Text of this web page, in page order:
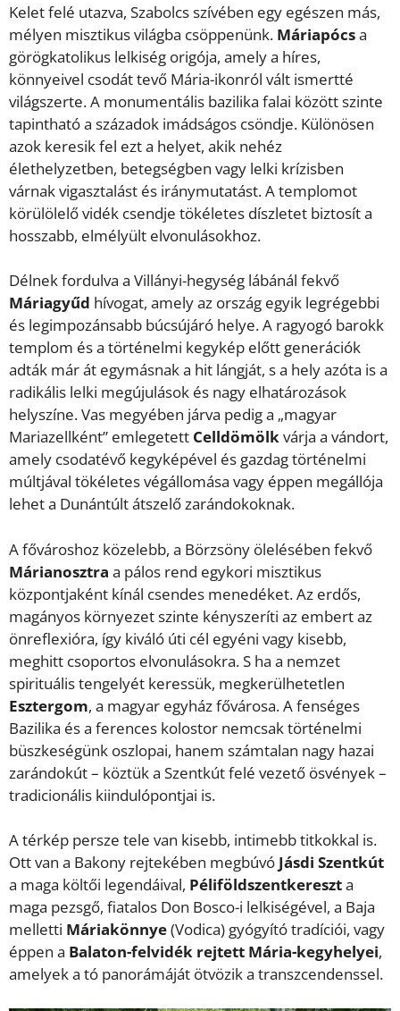
Kelet felé utazva, Szabolcs szívében egy egészen más,
mélyen misztikus világba csöppenünk. Máriapócsa
görögkatolikus lelkiség origója, amely a híres,
könnyeivel csodát tevő Mária-ikonról vált ismertté
világszerte. A monumentális bazilika falai között szinte
tapintható a századok imádságos csöndje. Különösen
azok keresik fel ezt a helyet, akik nehéz
élethelyzetben, betegségben vagy lelki krízisben
várnak vigasztalást és iránymutatást. A templomot
körülölelő vidék csendje tökéletes díszletet biztosít a
hosszabb, elmélyült elvonulásokhoz.
Délnek fordulva a Villányi-hegység lábánál fekvő
Máriagyűd hívogat, amely az ország egyik legrégebbi
és legimpozánsabb búcsújáró helye. A ragyogó barokk
templom és a történelmi kegykép előtt generációk
adták már át egymásnak a hit lángját, s a hely azóta is a
radikális lelki megújulások és nagy elhatározások
helyszíne. Vas megyében járva pedig a „magyar
Mariazellként” emlegetett Celldömölkvárja a vándort,
amely csodatévő kegyképével és gazdag történelmi
múltjával tökéletes végállomása vagy éppen megállója
lehet a Dunántúlt átszelő zarándokoknak.
A fővároshoz közelebb, a Börzsöny ölelésében fekvő
Márianosztra a pálos rend egykori misztikus
központjaként kínál csendes menedéket. Az erdős,
magányos környezet szinte kényszeríti az embert az
önreflexióra, így kiváló úti cél egyéni vagy kisebb,
meghitt csoportos elvonulásokra. S ha a nemzet
spirituális tengelyét keressük, megkerülhetetlen
Esztergom, a magyar egyház fővárosa. A fenséges
Bazilika és a ferences kolostor nemcsak történelmi
büszkeségünk oszlopai, hanem számtalan nagy hazai
zarándokút – köztük a Szentkút felé vezető ösvények –
tradicionális kiindulópontjai is.
A térkép persze tele van kisebb, intimebb titkokkal is.
Ott van a Bakony rejtekében megbúvó Jásdi Szentkút
a maga költői legendáival, Péliföldszentkereszta
maga pezsgő, fiatalos Don Bosco-i lelkiségével, a Baja
melletti Máriakönnye(Vodica) gyógyító tradíciói, vagy
éppen a Balaton-felvidék rejtett Mária-kegyhelyei,
amelyek a tó panorámáját ötvözik a transzcendenssel.